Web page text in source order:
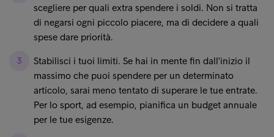
scegliere per quali extra spendere i soldi. Non si tratta
di negarsi ogni piccolo piacere, ma di decidere a quali
spese dare priorità.
Stabilisci i tuoi limiti. Se hai in mente fin dall'inizio il
massimo che puoi spendere per un determinato
articolo, sarai meno tentato di superare le tue entrate.
Per lo sport, ad esempio, pianifica un budget annuale
per le tue esigenze.